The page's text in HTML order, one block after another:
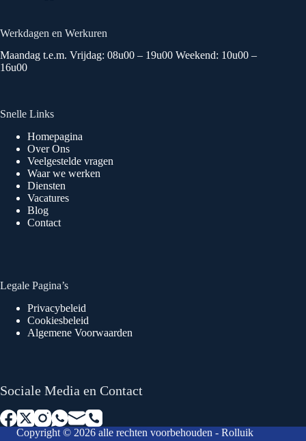
Werkdagen en Werkuren
Maandag t.e.m. Vrijdag: 08u00 – 19u00 Weekend: 10u00 –
16u00
Snelle Links
Homepagina
Over Ons
Veelgestelde vragen
Waar we werken
Diensten
Vacatures
Blog
Contact
Legale Pagina’s
Privacybeleid
Cookiesbeleid
Algemene Voorwaarden
Sociale Media en Contact
Copyright © 2026 alle rechten voorbehouden - Rolluik